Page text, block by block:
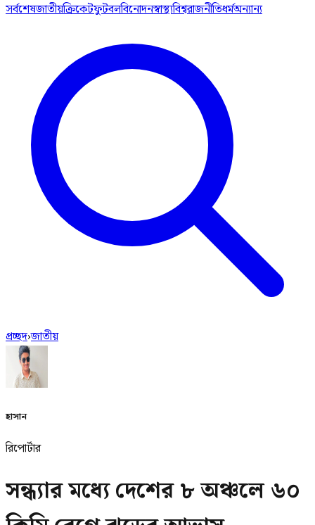
সর্বশেষজাতীয়ক্রিকেটফুটবলবিনোদনস্বাস্থ্যবিশ্বরাজনীতিধর্মঅন্যান্য
প্রচ্ছদ›জাতীয়
হাসান
রিপোর্টার
সন্ধ্যার মধ্যে দেশের ৮ অঞ্চলে ৬০